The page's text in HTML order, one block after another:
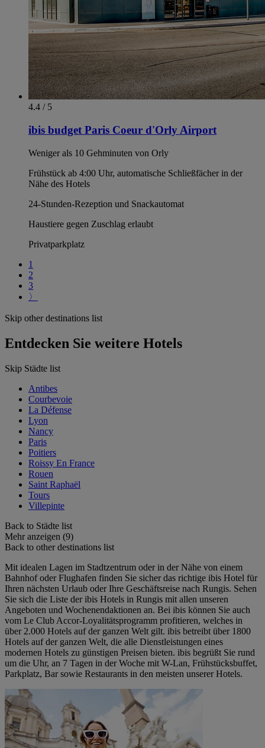
4.4 / 5
ibis budget Paris Coeur d'Orly Airport
Weniger als 10 Gehminuten von Orly
Frühstück ab 4:00 Uhr, automatische Schließfächer in der
Nähe des Hotels
24-Stunden-Rezeption und Snackautomat
Haustiere gegen Zuschlag erlaubt
Privatparkplatz
1
2
3
〉
Skip other destinations list
Entdecken Sie weitere Hotels
Skip Städte list
Antibes
Courbevoie
La Défense
Lyon
Nancy
Paris
Poitiers
Roissy En France
Rouen
Saint Raphaël
Tours
Villepinte
Back to Städte list
Mehr anzeigen (9)
Back to other destinations list
Mit idealen Lagen im Stadtzentrum oder in der Nähe von einem
Bahnhof oder Flughafen finden Sie sicher das richtige ibis Hotel für
Ihren nächsten Urlaub oder Ihre Geschäftsreise nach Rungis. Sehen
Sie sich die Liste der ibis Hotels in Rungis mit allen unseren
Angeboten und Wochenendaktionen an. Bei ibis können Sie auch
vom Le Club Accor-Loyalitätsprogramm profitieren, welches in
über 2.000 Hotels auf der ganzen Welt gilt. ibis betreibt über 1800
Hotels auf der ganzen Welt, die alle Dienstleistungen eines
modernen Hotels zu günstigen Preisen bieten. ibis begrüßt Sie rund
um die Uhr, an 7 Tagen in der Woche mit W-Lan, Frühstücksbuffet,
Parkplatz, Bar sowie Restaurants in den meisten unserer Hotels.